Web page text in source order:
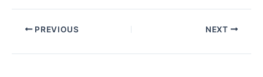
PREVIOUS NEXT